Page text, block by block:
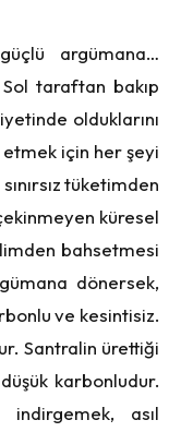
argümana…
taraftan bakıp
olduklarını
için her şeyi
tüketimden
küresel
bahsetmesi
dönersek,
ve kesintisiz.
Santralin ürettiği
karbonludur.
asıl